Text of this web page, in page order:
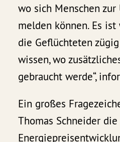
wo sich Menschen
melden können. Es ist
die Geflüchteten
wissen, wo
gebraucht werde“,
Ein großes
Thomas Schneider die